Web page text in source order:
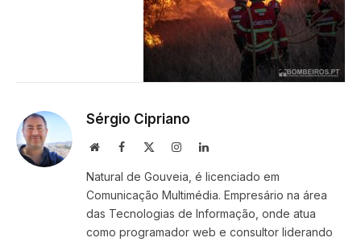
Sérgio Cipriano
WebsiteFacebook InstagramLinkedIn
Natural de Gouveia, é licenciado em
Comunicação Multimédia. Empresário na área
das Tecnologias de Informação, onde atua
como programador web e consultor liderando